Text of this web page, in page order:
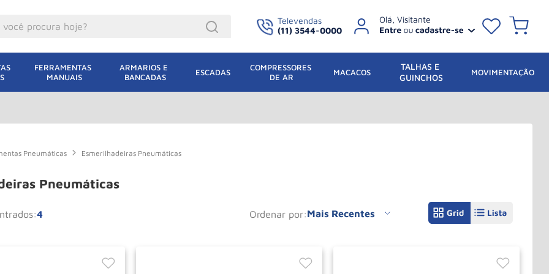
Televendas
(11) 3544-0000
FERRAMENTAS
MANUAIS
ARMARIOS E
BANCADAS
ESCADAS
COMPRESSORES
DE AR
MACACOS
TALHAS E
GUINCHOS
MOVIMENTAÇÃO
Pneumáticas Esmerilhadeiras Pneumáticas
Pneumáticas
4 ordenar por Mais Recentes
Jacare